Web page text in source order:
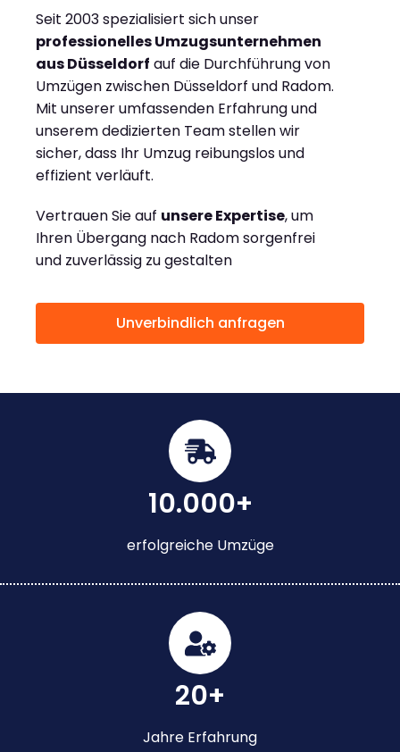
Seit 2003 spezialisiert sich unser
professionelles Umzugsunternehmen
aus Düsseldorf auf die Durchführung von
Umzügen zwischen Düsseldorf und Radom.
Mit unserer umfassenden Erfahrung und
unserem dedizierten Team stellen wir
sicher, dass Ihr Umzug reibungslos und
effizient verläuft.
Vertrauen Sie auf unsere Expertise, um
Ihren Übergang nach Radom sorgenfrei
und zuverlässig zu gestalten
Unverbindlich anfragen
10.000+
erfolgreiche Umzüge
20+
Jahre Erfahrung